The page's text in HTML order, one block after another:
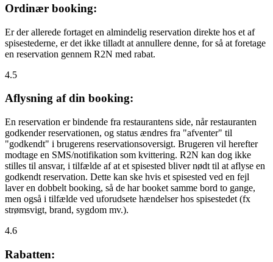
Ordinær booking:
Er der allerede fortaget en almindelig reservation direkte hos et af
spisestederne, er det ikke tilladt at annullere denne, for så at foretage
en reservation gennem R2N med rabat.
4.5
Aflysning af din booking:
En reservation er bindende fra restaurantens side, når restauranten
godkender reservationen, og status ændres fra "afventer" til
"godkendt" i brugerens reservationsoversigt. Brugeren vil herefter
modtage en SMS/notifikation som kvittering. R2N kan dog ikke
stilles til ansvar, i tilfælde af at et spisested bliver nødt til at aflyse en
godkendt reservation. Dette kan ske hvis et spisested ved en fejl
laver en dobbelt booking, så de har booket samme bord to gange,
men også i tilfælde ved uforudsete hændelser hos spisestedet (fx
strømsvigt, brand, sygdom mv.).
4.6
Rabatten: